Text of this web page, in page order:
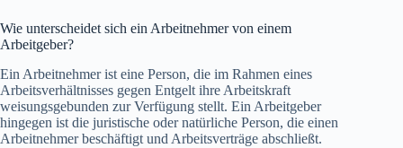
Wie unterscheidet sich ein Arbeitnehmer von einem
Arbeitgeber?
Ein Arbeitnehmer ist eine Person, die im Rahmen eines
Arbeitsverhältnisses gegen Entgelt ihre Arbeitskraft
weisungsgebunden zur Verfügung stellt. Ein Arbeitgeber
hingegen ist die juristische oder natürliche Person, die einen
Arbeitnehmer beschäftigt und Arbeitsverträge abschließt.